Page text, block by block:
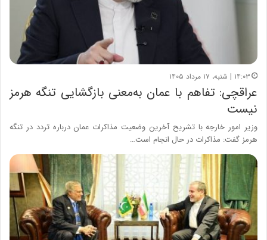
۱۴:۰۳ | شنبه، ۱۷ مرداد ۱۴۰۵
عراقچی: تفاهم با عمان به‌معنی بازگشایی تنگه هرمز
نیست
وزیر امور خارجه با تشریح آخرین وضعیت مذاکرات عمان درباره تردد در تنگه
هرمز گفت: مذاکرات در حال انجام است…